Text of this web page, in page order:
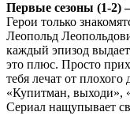
Первые сезоны (1-2)
Герои только
Леопольд
каждый эпизод
это плюс. Просто
тебя лечат от
«Купитман, выходи»,
Сериал нащупывает